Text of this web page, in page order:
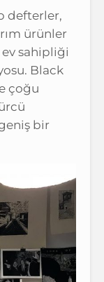
defterler,
ürünler
ev sahipliği
Black
çoğu
bir